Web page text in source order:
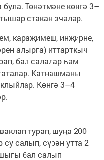
Төнәтмәне көнгә 3–
стакан эчәләр.
караҗимеш, инҗирне,
алырга) иттарткыч
бал салалар һәм
Катнашманы
Көнгә 3–4
турап, шуңа 200
салып, сүрән утта 2
бал салып